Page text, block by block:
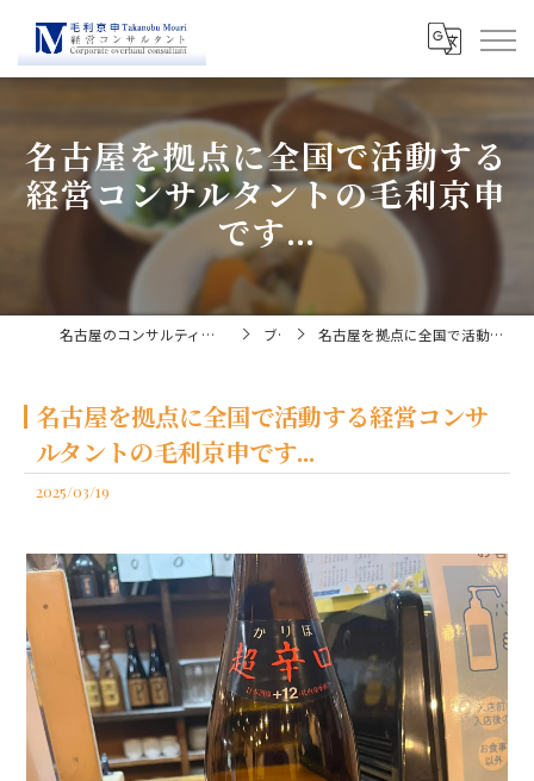
名古屋を拠点に全国で活動する
経営コンサルタントの毛利京申
です...
名古屋のコンサルティングなら経営コンサルタント毛利京申 ブログ 名古屋を拠点に全国で活動する経営コンサルタントの毛利京申です...
名古屋を拠点に全国で活動する経営コンサ
ルタントの毛利京申です...
2025/03/19